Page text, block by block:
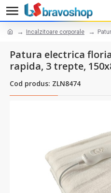
Incalzitoare corporale
Patura electrica
rapida, 3 trepte,
Cod produs: ZLN8474